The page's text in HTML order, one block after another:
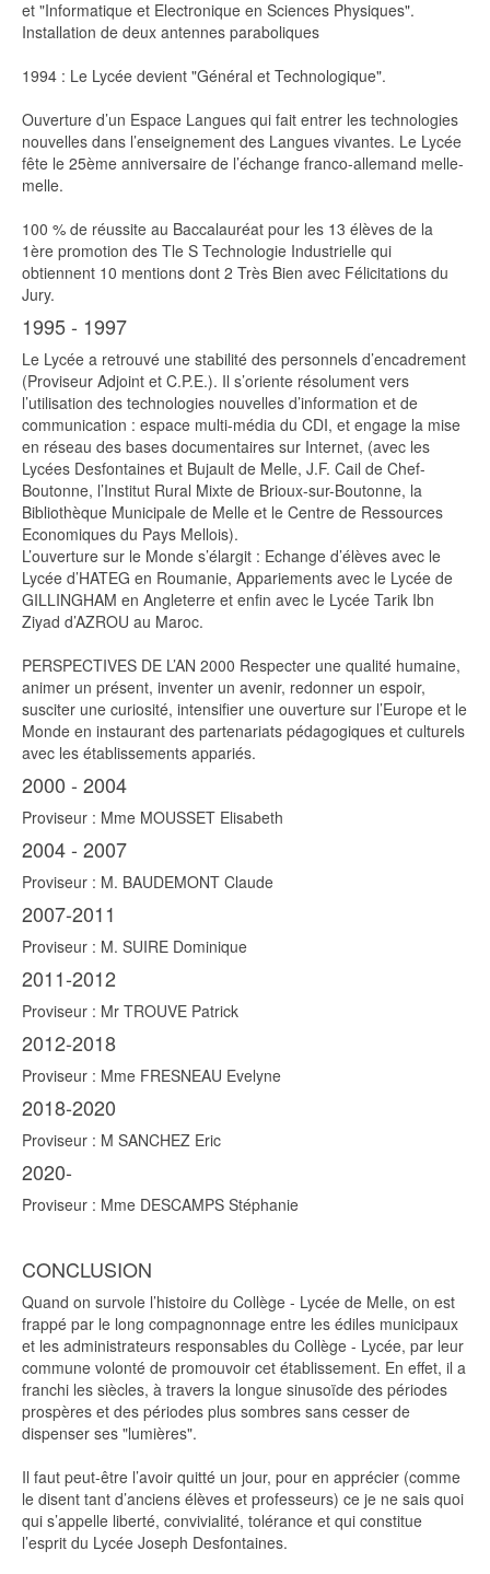
et "Informatique et Electronique en Sciences Physiques".
Installation de deux antennes paraboliques
1994 : Le Lycée devient "Général et Technologique".
Ouverture d’un Espace Langues qui fait entrer les technologies
nouvelles dans l’enseignement des Langues vivantes. Le Lycée
fête le 25ème anniversaire de l’échange franco-allemand melle-
melle.
100 % de réussite au Baccalauréat pour les 13 élèves de la
1ère promotion des Tle S Technologie Industrielle qui
obtiennent 10 mentions dont 2 Très Bien avec Félicitations du
Jury.
1995 - 1997
Le Lycée a retrouvé une stabilité des personnels d’encadrement
(Proviseur Adjoint et C.P.E.). Il s’oriente résolument vers
l’utilisation des technologies nouvelles d’information et de
communication : espace multi-média du CDI, et engage la mise
en réseau des bases documentaires sur Internet, (avec les
Lycées Desfontaines et Bujault de Melle, J.F. Cail de Chef-
Boutonne, l’Institut Rural Mixte de Brioux-sur-Boutonne, la
Bibliothèque Municipale de Melle et le Centre de Ressources
Economiques du Pays Mellois).
L’ouverture sur le Monde s’élargit : Echange d’élèves avec le
Lycée d’HATEG en Roumanie, Appariements avec le Lycée de
GILLINGHAM en Angleterre et enfin avec le Lycée Tarik Ibn
Ziyad d’AZROU au Maroc.
PERSPECTIVES DE L’AN 2000 Respecter une qualité humaine,
animer un présent, inventer un avenir, redonner un espoir,
susciter une curiosité, intensifier une ouverture sur l’Europe et le
Monde en instaurant des partenariats pédagogiques et culturels
avec les établissements appariés.
2000 - 2004
Proviseur : Mme MOUSSET Elisabeth
2004 - 2007
Proviseur : M. BAUDEMONT Claude
2007-2011
Proviseur : M. SUIRE Dominique
2011-2012
Proviseur : Mr TROUVE Patrick
2012-2018
Proviseur : Mme FRESNEAU Evelyne
2018-2020
Proviseur : M SANCHEZ Eric
2020-
Proviseur : Mme DESCAMPS Stéphanie
CONCLUSION
Quand on survole l’histoire du Collège - Lycée de Melle, on est
frappé par le long compagnonnage entre les édiles municipaux
et les administrateurs responsables du Collège - Lycée, par leur
commune volonté de promouvoir cet établissement. En effet, il a
franchi les siècles, à travers la longue sinusoïde des périodes
prospères et des périodes plus sombres sans cesser de
dispenser ses "lumières".
Il faut peut-être l’avoir quitté un jour, pour en apprécier (comme
le disent tant d’anciens élèves et professeurs) ce je ne sais quoi
qui s’appelle liberté, convivialité, tolérance et qui constitue
l’esprit du Lycée Joseph Desfontaines.